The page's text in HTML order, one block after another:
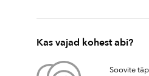
Kas vajad kohest abi?
Soovite